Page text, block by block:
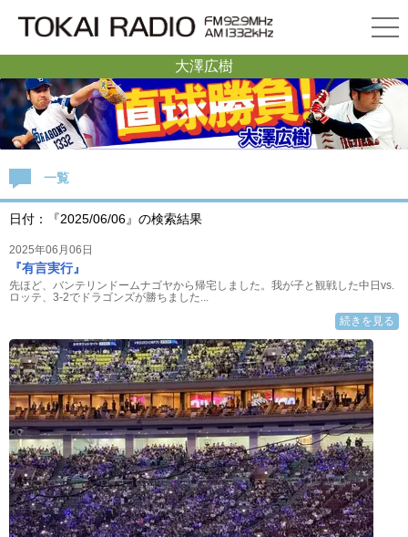
大澤広樹
一覧
日付：『2025/06/06』の検索結果
2025年06月06日
『有言実行』
先ほど、バンテリンドームナゴヤから帰宅しました。我が子と観戦した中日vs.
ロッテ、3-2でドラゴンズが勝ちました...
続きを見る